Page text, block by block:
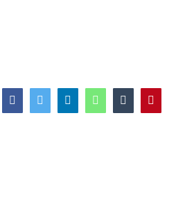
FacebookTwitter LinkedInWhatsAppTumblr